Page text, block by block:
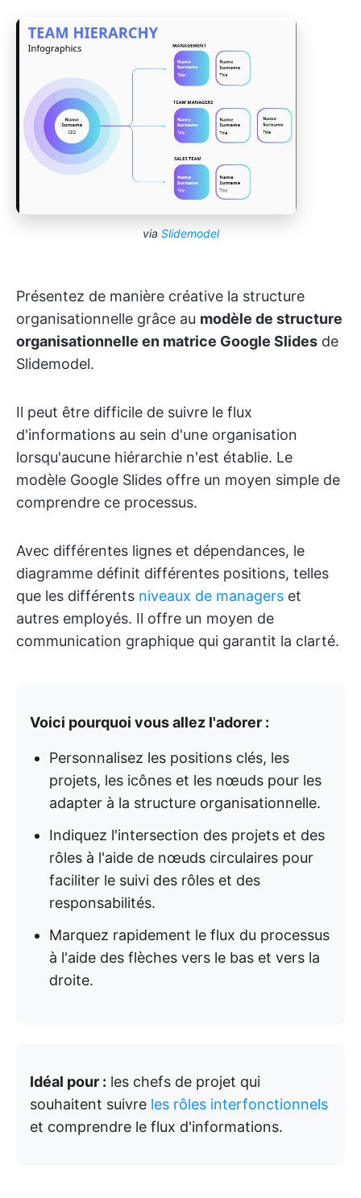
via Slidemodel
Présentez de manière créative la structure
organisationnelle grâce au modèle de structure
organisationnelle en matrice Google Slides de
Slidemodel.
Il peut être difficile de suivre le flux
d'informations au sein d'une organisation
lorsqu'aucune hiérarchie n'est établie. Le
modèle Google Slides offre un moyen simple de
comprendre ce processus.
Avec différentes lignes et dépendances, le
diagramme définit différentes positions, telles
que les différents niveaux de managers et
autres employés. Il offre un moyen de
communication graphique qui garantit la clarté.
Voici pourquoi vous allez l'adorer :
Personnalisez les positions clés, les
projets, les icônes et les nœuds pour les
adapter à la structure organisationnelle.
Indiquez l'intersection des projets et des
rôles à l'aide de nœuds circulaires pour
faciliter le suivi des rôles et des
responsabilités.
Marquez rapidement le flux du processus
à l'aide des flèches vers le bas et vers la
droite.
Idéal pour : les chefs de projet qui
souhaitent suivre les rôles interfonctionnels
et comprendre le flux d'informations.